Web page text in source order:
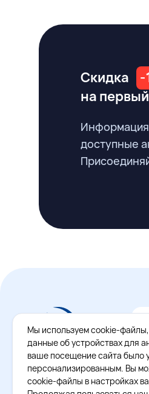
Скидка -
на
Информация
доступные
Мы используем cookie-
данные об устройствах для
ваше посещение сайта было
персонализированным. Вы
cookie-файлы в настройках